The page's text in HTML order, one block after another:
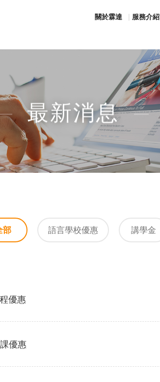
關於霖達 服務介紹
最新消息
部 語言學校優惠 講學金
優惠
優惠